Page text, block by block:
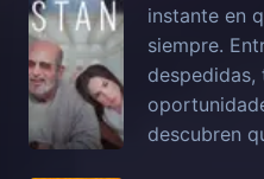
instante en
siempre.
despedidas,
descubren